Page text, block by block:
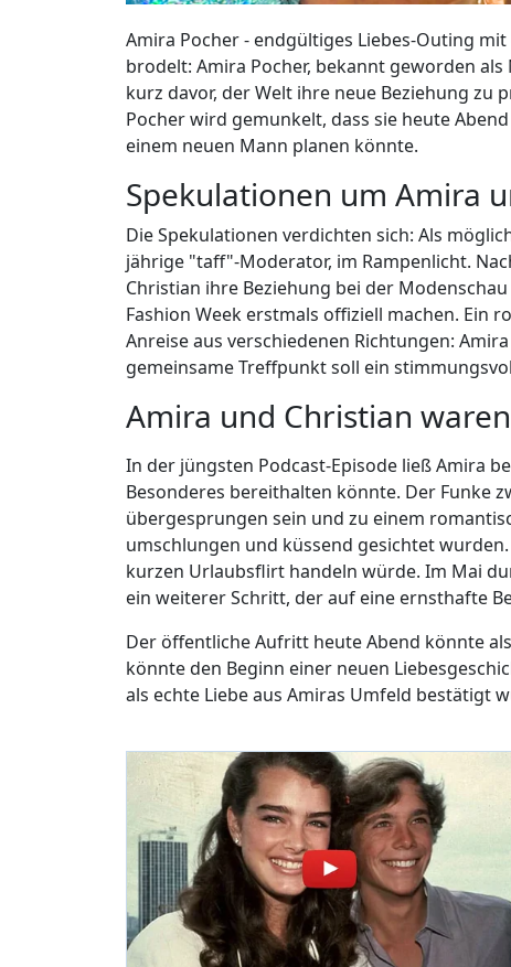
Amira Pocher - endgültiges Liebes-Outing
brodelt: Amira Pocher, bekannt geworden
kurz davor, der Welt ihre neue Beziehung zu
Pocher wird gemunkelt, dass sie heute
einem neuen Mann planen könnte.
Spekulationen um Amira
Die Spekulationen verdichten sich: Als
jährige "taff"-Moderator, im Rampenlicht.
Christian ihre Beziehung bei der
Fashion Week erstmals offiziell machen. Ein
Anreise aus verschiedenen Richtungen:
gemeinsame Treffpunkt soll ein
Amira und Christian
In der jüngsten Podcast-Episode ließ Amira
Besonderes bereithalten könnte. Der Funke
übergesprungen sein und zu einem
umschlungen und küssend gesichtet
kurzen Urlaubsflirt handeln würde. Im Mai
ein weiterer Schritt, der auf eine ernsthafte
Der öffentliche Aufritt heute Abend könnte
könnte den Beginn einer neuen
als echte Liebe aus Amiras Umfeld bestätigt